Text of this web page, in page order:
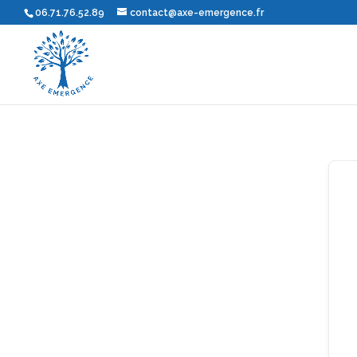
06.71.76.52.89 contact@axe-emergence.fr